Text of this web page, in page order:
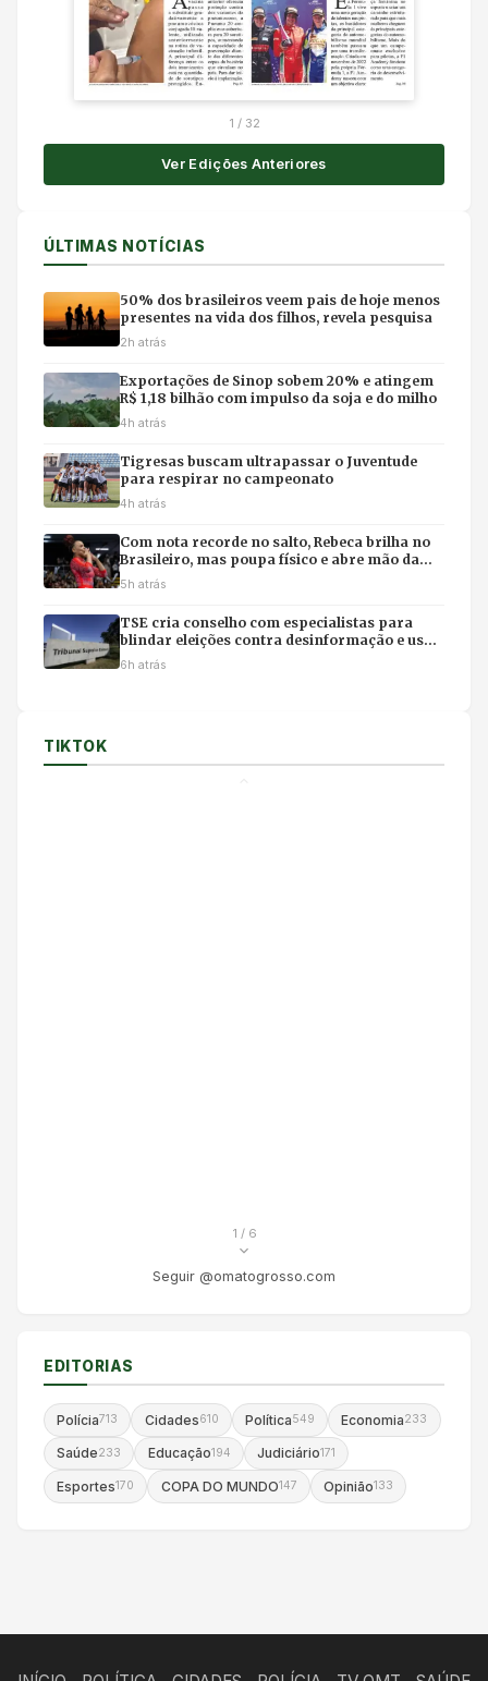
1 / 32
Ver Edições Anteriores
ÚLTIMAS NOTÍCIAS
50% dos brasileiros veem pais de hoje menos
presentes na vida dos filhos, revela pesquisa
2h atrás
Exportações de Sinop sobem 20% e atingem
R$ 1,18 bilhão com impulso da soja e do milho
4h atrás
Tigresas buscam ultrapassar o Juventude
para respirar no campeonato
4h atrás
Com nota recorde no salto, Rebeca brilha no
Brasileiro, mas poupa físico e abre mão da
final individual
5h atrás
TSE cria conselho com especialistas para
blindar eleições contra desinformação e uso
ilícito de IA
6h atrás
TIKTOK
1 / 6
Seguir @omatogrosso.com
EDITORIAS
Polícia713 Cidades610 Política549 Economia233
Saúde233 Educação194 Judiciário171
Esportes170 COPA DO MUNDO147 Opinião133